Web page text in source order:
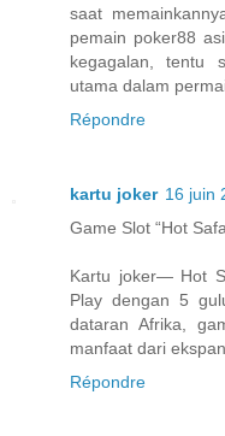
saat
pemain poker88
kegagalan, tentu
utama dalam
Répondre
kartu joker 16 juin
Game Slot “Hot
Kartu joker— Hot
Play dengan 5
dataran Afrika,
manfaat dari
Répondre